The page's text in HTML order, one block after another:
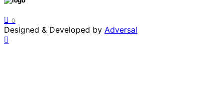
0
Designed & Developed by Adversal